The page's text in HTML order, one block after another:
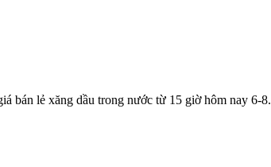
bán lẻ xăng dầu trong nước từ 15 giờ hôm nay 6-8.